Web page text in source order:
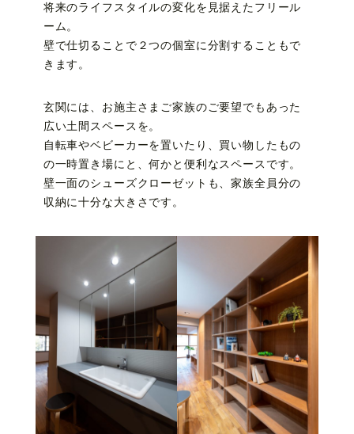
将来のライフスタイルの変化を見据えたフリール
ーム。
壁で仕切ることで２つの個室に分割することもで
きます。
玄関には、お施主さまご家族のご要望でもあった
広い土間スペースを。
自転車やベビーカーを置いたり、買い物したもの
の一時置き場にと、何かと便利なスペースです。
壁一面のシューズクローゼットも、家族全員分の
収納に十分な大きさです。